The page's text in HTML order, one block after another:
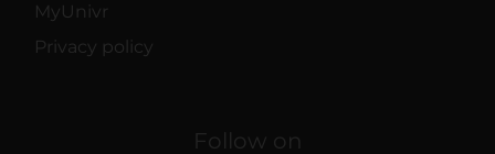
MyUnivr
Privacy policy
Follow on